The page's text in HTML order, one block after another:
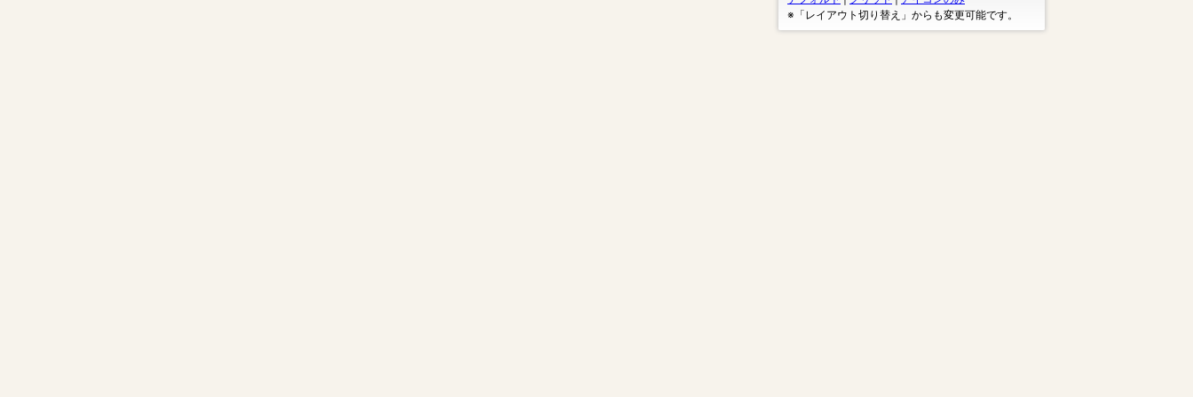
※「レイアウト切り替え」からも変更可能です。